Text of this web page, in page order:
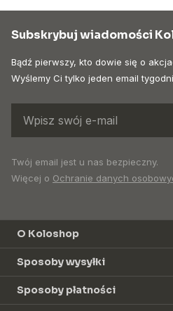
Subskrybuj wiadomości
Bądź pierwszy, kto dowie się o
Wyślemy Ci tylko jeden email
Twój email jest u nas bezpieczny.
Więcej o Ochranie danych
O Koloshop
Sposoby wysyłki
Sposoby płatności